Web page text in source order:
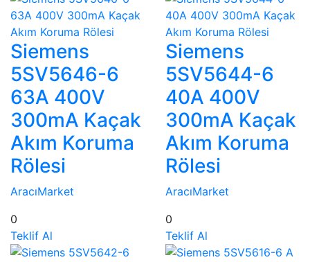
Siemens
5SV5646-6
63A 400V
300mA Kaçak
Akım Koruma
Rölesi
AracıMarket
0
Teklif Al
Siemens
5SV5644-6
40A 400V
300mA Kaçak
Akım Koruma
Rölesi
AracıMarket
0
Teklif Al